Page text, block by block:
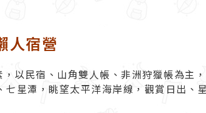
人宿營
以民宿、山角雙人帳、非洲狩獵帳為主
星潭，眺望太平洋海岸線，觀賞日出、